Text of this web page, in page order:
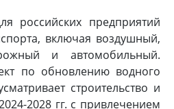
российских предприятий
включая воздушный,
и автомобильный.
по обновлению водного
строительство и
2028 гг. с привлечением